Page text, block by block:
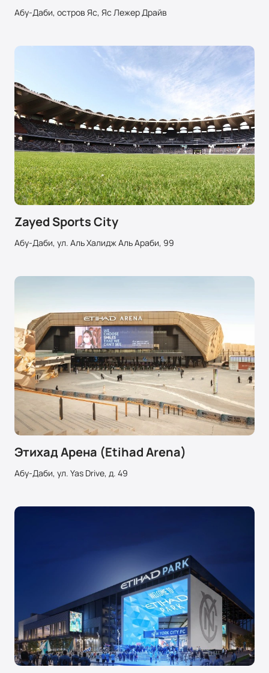
Абу-Даби, остров Яс, Яс Лежер Драйв
Zayed Sports City
Абу-Даби, ул. Аль Халидж Аль Араби, 99
Этихад Арена (Etihad Arena)
Абу-Даби, ул. Yas Drive, д. 49